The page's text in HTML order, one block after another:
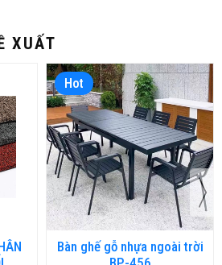
XUẤT
Hot
Bàn ghế gỗ nhựa ngoài trời